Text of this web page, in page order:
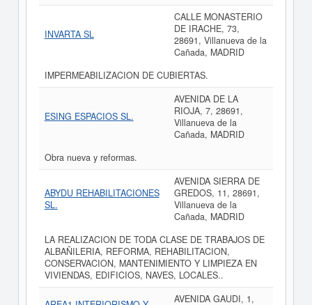
INVARTA SL
CALLE MONASTERIO
DE IRACHE, 73,
28691, Villanueva de la
Cañada, MADRID
IMPERMEABILIZACION DE CUBIERTAS.
ESING ESPACIOS SL.
AVENIDA DE LA
RIOJA, 7, 28691,
Villanueva de la
Cañada, MADRID
Obra nueva y reformas.
ABYDU REHABILITACIONES
SL.
AVENIDA SIERRA DE
GREDOS, 11, 28691,
Villanueva de la
Cañada, MADRID
LA REALIZACION DE TODA CLASE DE TRABAJOS DE
ALBAÑILERIA, REFORMA, REHABILITACION,
CONSERVACION, MANTENIMIENTO Y LIMPIEZA EN
VIVIENDAS, EDIFICIOS, NAVES, LOCALES..
AVENIDA GAUDI, 1,